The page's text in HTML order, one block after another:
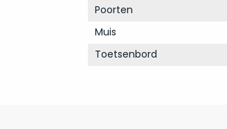
Poorten
Muis
Toetsenbord